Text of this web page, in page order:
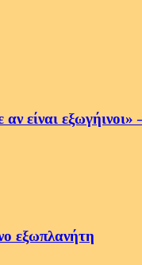
είναι
εξωπλανήτη